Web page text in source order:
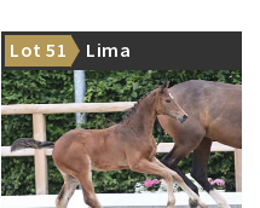
Lot 51 Lima
From the dam line: Young sire
Different Color